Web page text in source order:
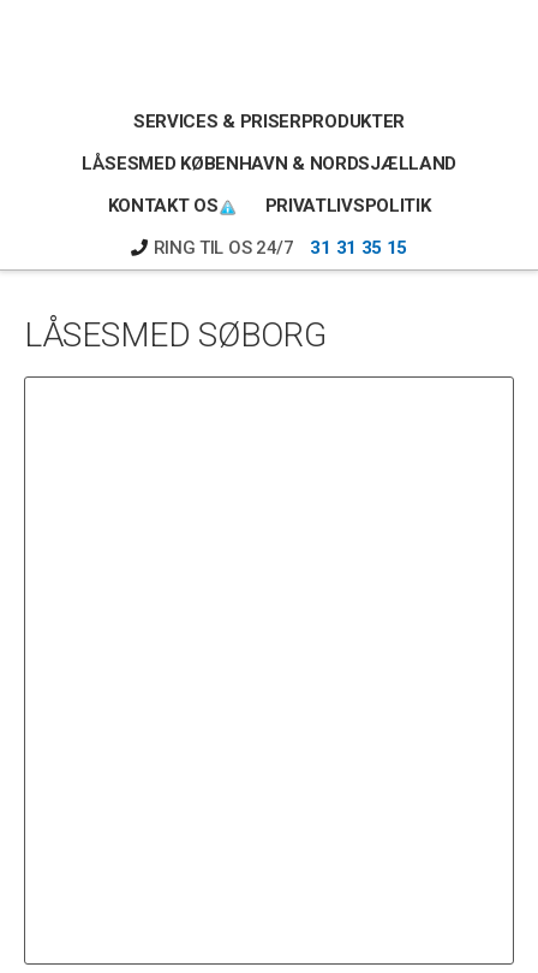
SERVICES & PRISERPRODUKTER
LÅSESMED KØBENHAVN & NORDSJÆLLAND
KONTAKT OS
PRIVATLIVSPOLITIK
RING TIL OS 24/7
31 31 35 15
LÅSESMED SØBORG